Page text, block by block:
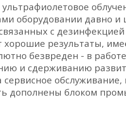
оборудовании давно
с
результаты,
безвреден - в
и сдерживанию
дополнены блоком